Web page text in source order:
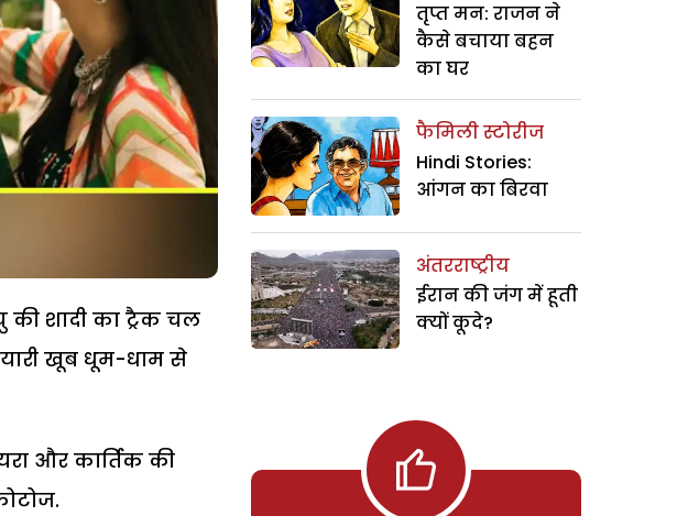
की शादी का ट्रैक चल
खूब धूम-धाम से
और कार्तिक की
तृप्त मन: राजन ने
कैसे बचाया बहन
का घर
फैमिली स्टोरीज
Hindi Stories:
आंगन का बिरवा
अंतरराष्ट्रीय
ईरान की जंग में हूती
क्यों कूदे?